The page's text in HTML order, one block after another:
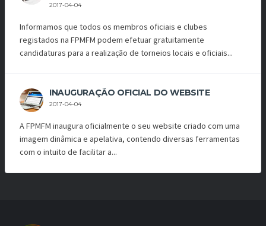
2017-04-04
Informamos que todos os membros oficiais e clubes
registados na FPMFM podem efetuar gratuitamente
candidaturas para a realização de torneios locais e oficiais...
INAUGURAÇÃO OFICIAL DO WEBSITE
2017-04-04
A FPMFM inaugura oficialmente o seu website criado com uma
imagem dinâmica e apelativa, contendo diversas ferramentas
com o intuito de facilitar a...